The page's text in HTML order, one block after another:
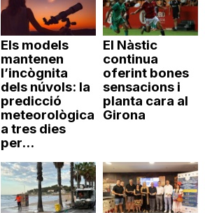
Els models
mantenen
l’incògnita
dels núvols: la
predicció
meteorològica
a tres dies
per...
El Nàstic
continua
oferint bones
sensacions i
planta cara al
Girona